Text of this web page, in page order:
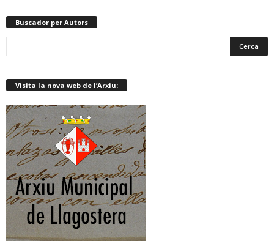
Buscador per Autors
Visita la nova web de l’Arxiu: